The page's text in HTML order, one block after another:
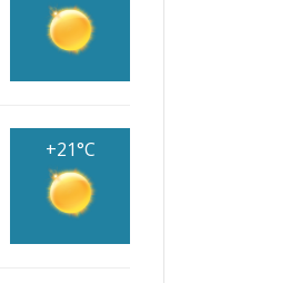
+21°C